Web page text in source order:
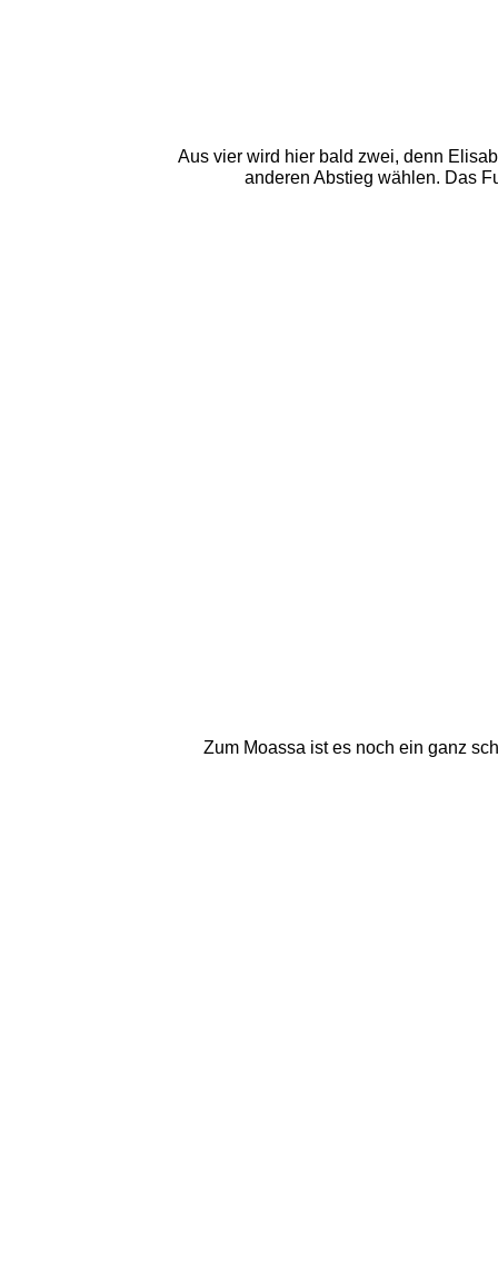
Aus vier wird hier bald zwei, denn
anderen Abstieg wählen. Das
Zum Moassa ist es noch ein ganz